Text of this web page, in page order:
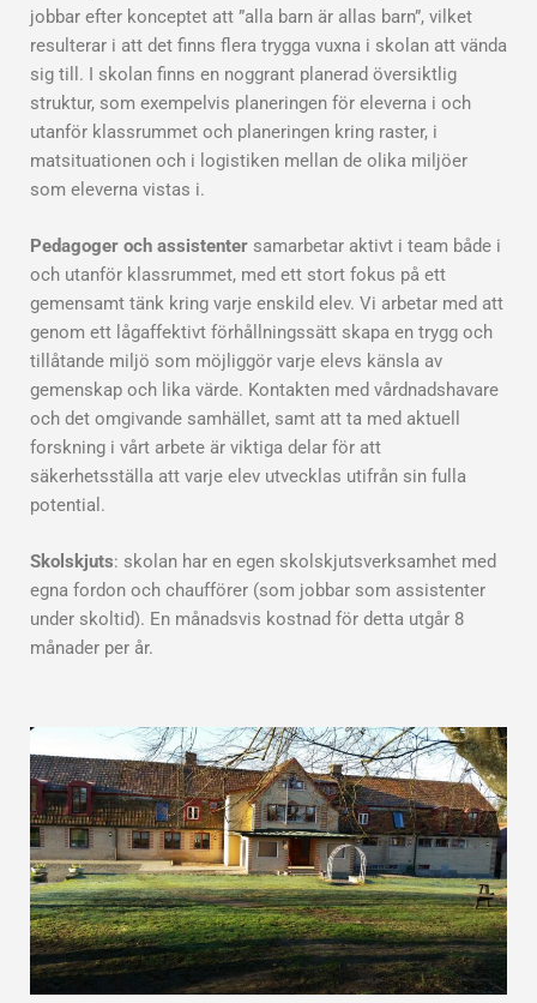
jobbar efter konceptet att ”alla barn är allas barn”, vilket
resulterar i att det finns flera trygga vuxna i skolan att vända
sig till. I skolan finns en noggrant planerad översiktlig
struktur, som exempelvis planeringen för eleverna i och
utanför klassrummet och planeringen kring raster, i
matsituationen och i logistiken mellan de olika miljöer
som eleverna vistas i.
Pedagoger och assistenter samarbetar aktivt i team både i
och utanför klassrummet, med ett stort fokus på ett
gemensamt tänk kring varje enskild elev. Vi arbetar med att
genom ett lågaffektivt förhållningssätt skapa en trygg och
tillåtande miljö som möjliggör varje elevs känsla av
gemenskap och lika värde. Kontakten med vårdnadshavare
och det omgivande samhället, samt att ta med aktuell
forskning i vårt arbete är viktiga delar för att
säkerhetsställa att varje elev utvecklas utifrån sin fulla
potential.
Skolskjuts: skolan har en egen skolskjutsverksamhet med
egna fordon och chaufförer (som jobbar som assistenter
under skoltid). En månadsvis kostnad för detta utgår 8
månader per år.